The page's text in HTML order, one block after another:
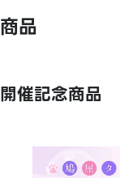
商品
開催記念商品